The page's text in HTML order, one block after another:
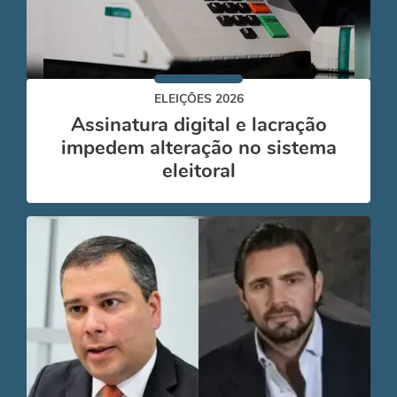
ELEIÇÕES 2026
Assinatura digital e lacração
impedem alteração no sistema
eleitoral